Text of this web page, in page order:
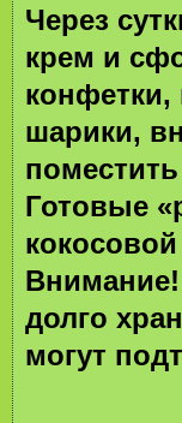
Через
крем и
конфетки,
шарики,
Готовые
долго
могут